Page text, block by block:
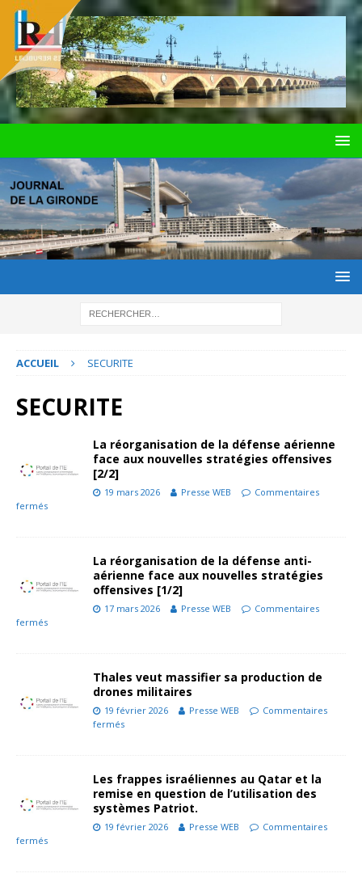
ACCUEIL SECURITE
SECURITE
La réorganisation de la défense aérienne
face aux nouvelles stratégies offensives
[2/2]
19 mars 2026 Presse WEB
Commentaires
fermés
La réorganisation de la défense anti-
aérienne face aux nouvelles stratégies
offensives [1/2]
17 mars 2026 Presse WEB
Commentaires
fermés
Thales veut massifier sa production de
drones militaires
19 février 2026 Presse WEB
Commentaires
fermés
Les frappes israéliennes au Qatar et la
remise en question de l’utilisation des
systèmes Patriot.
19 février 2026 Presse WEB
Commentaires
fermés